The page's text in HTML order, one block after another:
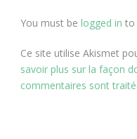
You must be logged in to
Ce site utilise Akismet
savoir plus sur la façon
commentaires sont